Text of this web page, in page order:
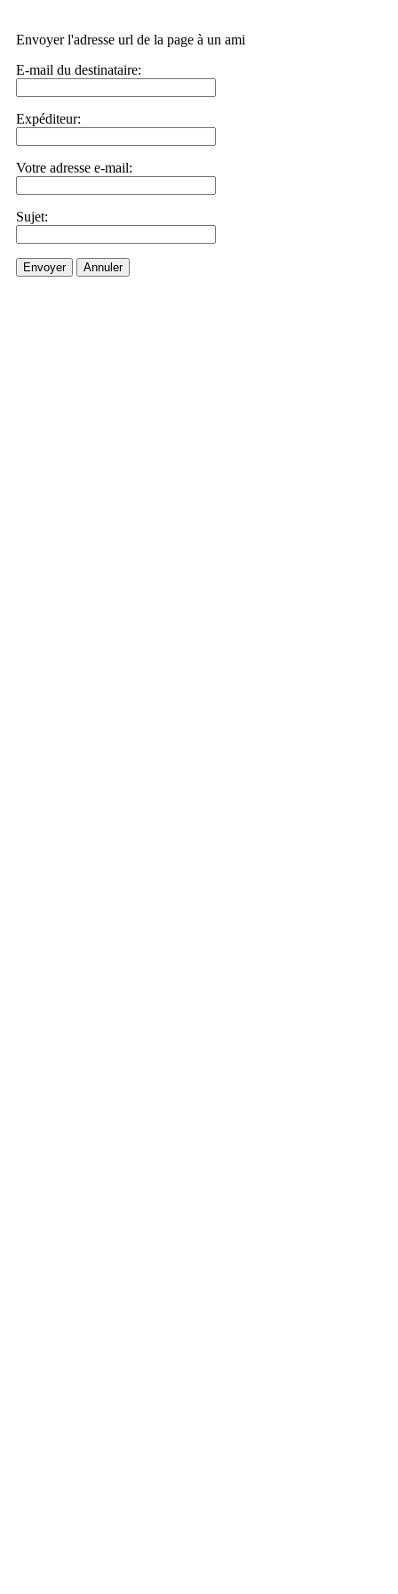
Envoyer l'adresse url de la page à un ami
E-mail du destinataire:
Expéditeur:
Votre adresse e-mail:
Sujet:
Envoyer Annuler